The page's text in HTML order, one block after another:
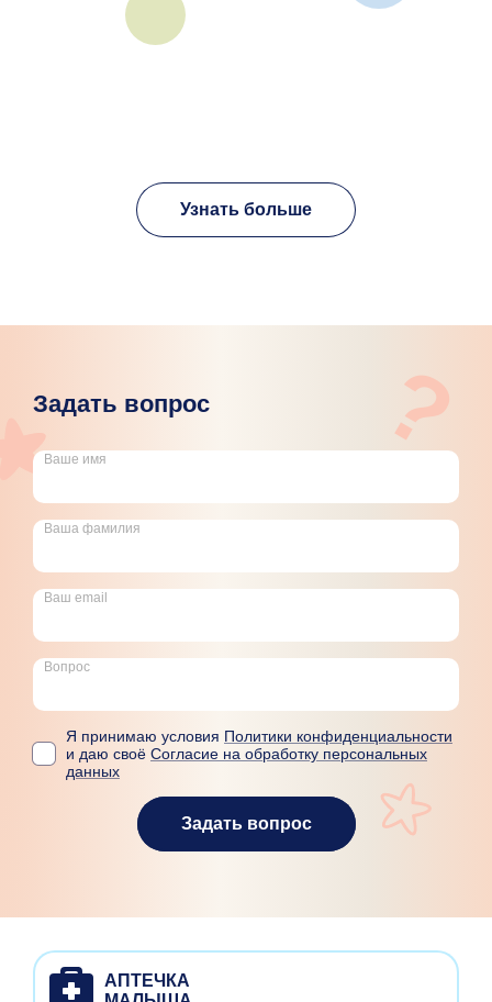
Узнать больше
Задать вопрос
Ваше имя
Ваша фамилия
Ваш email
Вопрос
Я принимаю условия Политики конфиденциальности
и даю своё Согласие на обработку персональных
данных
Задать вопрос
?